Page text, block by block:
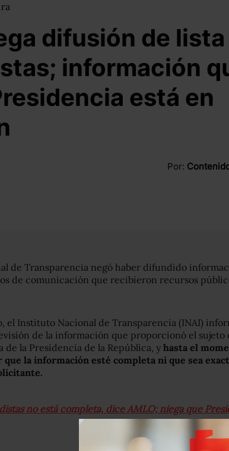
difusión de
información
está en
Por:
de Transparencia negó haber difundido
de comunicación que recibieron recursos
el Instituto Nacional de Transparencia (INAI)
de la información que proporcionó el sujeto
de la Presidencia de la República, y hasta el
la información esté completa ni que sea
no está completa, dice AMLO; niega que